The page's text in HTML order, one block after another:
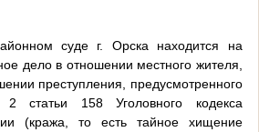
суде г. Орска находится на
дело в отношении местного жителя,
преступления, предусмотренного
статьи 158 Уголовного кодекса
(кража, то есть тайное хищение